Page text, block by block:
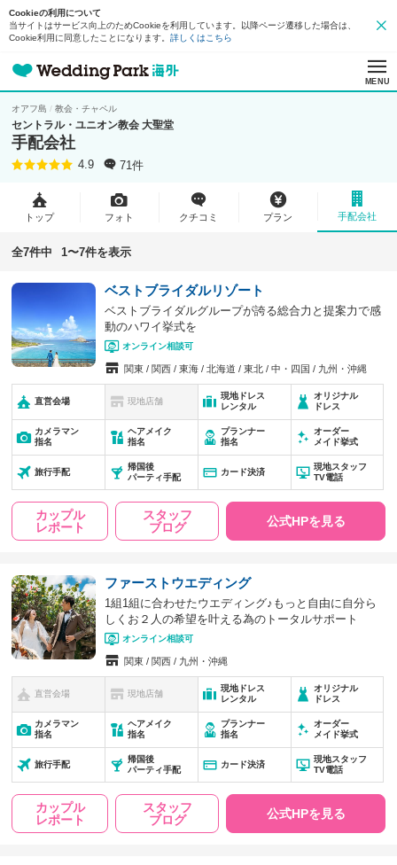
Cookieの利用について
当サイトはサービス向上のためCookieを利用しています。以降ページ遷移した場合は、
Cookie利用に同意したことになります。 詳しくはこちら
MENU
オアフ島 教会・チャペル
セントラル・ユニオン教会 大聖堂
手配会社
4.9 71件
トップ フォト クチコミ プラン 手配会社
全7件中 1〜7件を表示
ベストブライダルリゾート
ベストブライダルグループが誇る総合力と提案力で感
動のハワイ挙式を
オンライン相談可
関東 関西 東海 北海道 東北 中・四国 九州・沖縄
直営会場 現地店舗
現地ドレス
レンタル
オリジナル
ドレス
カメラマン
指名
ヘアメイク
指名
プランナー
指名
オーダー
メイド挙式
旅行手配
帰国後
パーティ手配
カード決済
現地スタッフ
TV電話
カップル
レポート
スタッフ
ブログ
公式HPを見る
ファーストウエディング
1組1組に合わせたウエディング♪もっと自由に自分ら
しくお２人の希望を叶える為のトータルサポート
オンライン相談可
関東 関西 九州・沖縄
直営会場 現地店舗
現地ドレス
レンタル
オリジナル
ドレス
カメラマン
指名
ヘアメイク
指名
プランナー
指名
オーダー
メイド挙式
旅行手配
帰国後
パーティ手配
カード決済
現地スタッフ
TV電話
カップル
レポート
スタッフ
ブログ
公式HPを見る